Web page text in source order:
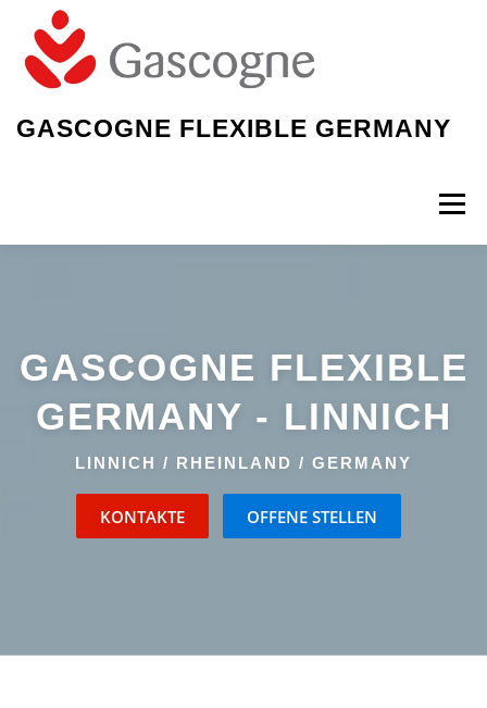
springen
GASCOGNE FLEXIBLE GERMANY
Menü
EXPERTE PAPIERBASIERTE VERPACKUNGEN
GASCOGNE FLEXIBLE
GERMANY - LINNICH
LINNICH / RHEINLAND / GERMANY
KONTAKTE OFFENE STELLEN